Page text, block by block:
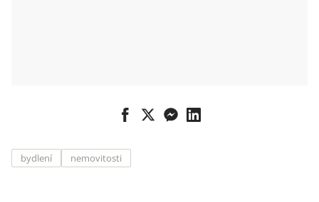
bydlení nemovitosti